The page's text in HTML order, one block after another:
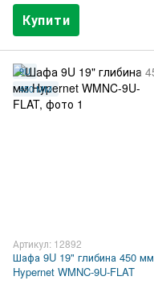
Купити
9U
450 ММ
Артикул: 12892
Шафа 9U 19" глибина 450 мм
Hypernet WMNC-9U-FLAT